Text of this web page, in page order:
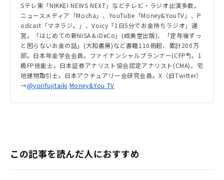
Sテレ東「NIKKEI NEWS NEXT」などテレビ・ラジオ出演多数。
ニュースメディア「Mocha」、YouTube「Money&YouTV」、P
odcast「マネラジ。」、Voicy「1日5分でお金持ちラジオ」運
営。「はじめての新NISA＆iDeCo」(成美堂出版)、「定年後ずっ
と困らないお金の話」(大和書房)など書籍110冊超、累計200万
部。日本年金学会会員。ファイナンシャルプランナー(CFP®)。1
級FP技能士。日本証券アナリスト協会認定アナリスト(CMA)。宅
地建物取引士。日本アクチュアリー会研究会員。X（旧Twitter）
→@yorifujitaiki Money&You TV
この記事を読んだ人におすすめ